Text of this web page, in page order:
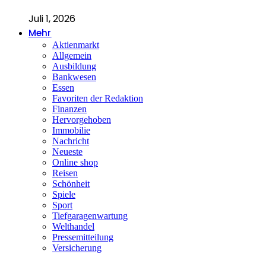
Juli 1, 2026
Mehr
Aktienmarkt
Allgemein
Ausbildung
Bankwesen
Essen
Favoriten der Redaktion
Finanzen
Hervorgehoben
Immobilie
Nachricht
Neueste
Online shop
Reisen
Schönheit
Spiele
Sport
Tiefgaragenwartung
Welthandel
Pressemitteilung
Versicherung